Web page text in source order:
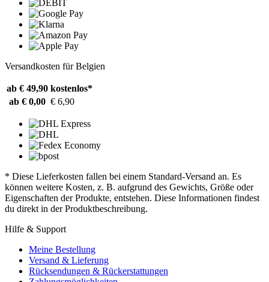
Versandkosten für Belgien
ab € 49,90 kostenlos*
ab € 0,00 € 6,90
* Diese Lieferkosten fallen bei einem Standard-Versand an. Es
können weitere Kosten, z. B. aufgrund des Gewichts, Größe oder
Eigenschaften der Produkte, entstehen. Diese Informationen findest
du direkt in der Produktbeschreibung.
Hilfe & Support
Meine Bestellung
Versand & Lieferung
Rücksendungen & Rückerstattungen